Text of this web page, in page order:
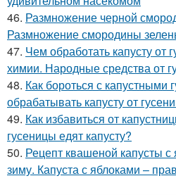
46. Размножение черной
Размножение смородины
47. Чем обработать капусту от
химии. Народные средства от
48. Как бороться с капустными
обрабатывать капусту от
49. Как избавиться от
гусеницы едят капусту?
50. Рецепт квашеной капусты
зиму. Капуста с яблоками –